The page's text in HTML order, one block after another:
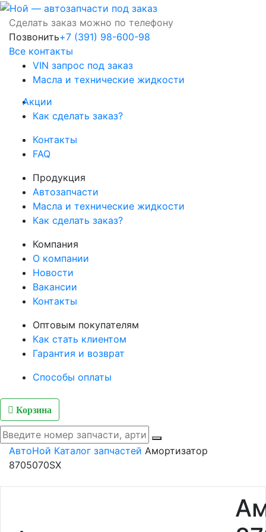
Сделать заказ можно по телефону
Позвонить+7 (391) 98-600-98
Все контакты
VIN запрос под заказ
Масла и технические жидкости
Акции
Как сделать заказ?
Контакты
FAQ
Продукция
Автозапчасти
Масла и технические жидкости
Как сделать заказ?
Компания
О компании
Новости
Вакансии
Контакты
Оптовым покупателям
Как стать клиентом
Гарантия и возврат
Способы оплаты
Корзина
АвтоНой Каталог запчастей Амортизатор
8705070SX